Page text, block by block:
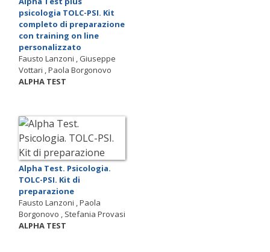
psicologia TOLC-PSI. Kit
completo di preparazione
con training on line
personalizzato
Fausto Lanzoni , Giuseppe
Vottari , Paola Borgonovo
ALPHA TEST
Alpha Test. Psicologia.
TOLC-PSI. Kit di
preparazione
Fausto Lanzoni , Paola
Borgonovo , Stefania Provasi
ALPHA TEST